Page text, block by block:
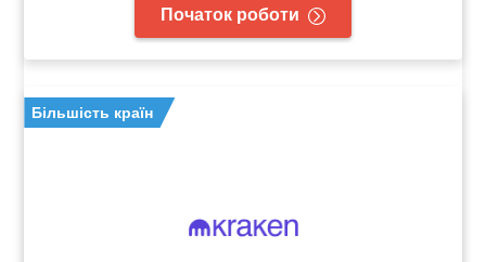
Початок роботи
Більшість країн